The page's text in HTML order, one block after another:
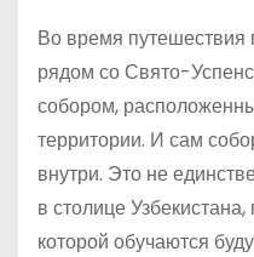
Во время
рядом со Свято-
собором,
территории. И сам
внутри. Это не
в столице
которой обучаются